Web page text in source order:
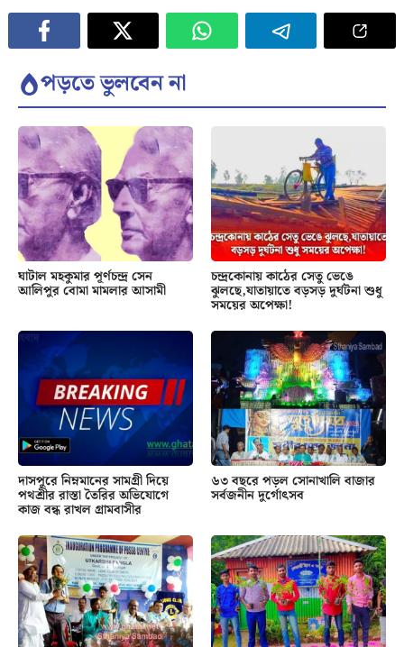
পড়তে ভুলবেন না
ঘাটাল মহকুমার পূর্ণচন্দ্র সেন
আলিপুর বোমা মামলার আসামী
চন্দ্রকোনায় কাঠের সেতু ভেঙে
ঝুলছে,যাতায়াতে বড়সড় দুর্ঘটনা শুধু
সময়ের অপেক্ষা!
দাসপুরে নিম্নমানের সামগ্রী দিয়ে
পথশ্রীর রাস্তা তৈরির অভিযোগে
কাজ বন্ধ রাখল গ্রামবাসীর
৬৩ বছরে পড়ল সোনাখালি বাজার
সর্বজনীন দুর্গোৎসব